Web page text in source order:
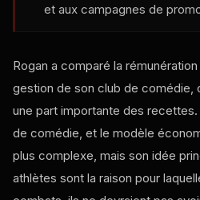
et aux campagnes de
Rogan a comparé la
gestion de son club de comédie,
une part importante des
de comédie, et le modèle
plus complexe, mais son idée
athlètes sont la raison pour